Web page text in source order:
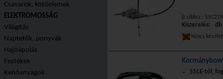
Csavarok, kötőelemek
ELEKTROMOSSÁG
Világítás
Naptetők, ponyvák
Hajóápolás
Festékek
Kenőanyagok
B.cikksz.:
Kiszerelés: db
Nincs
55LE-től,